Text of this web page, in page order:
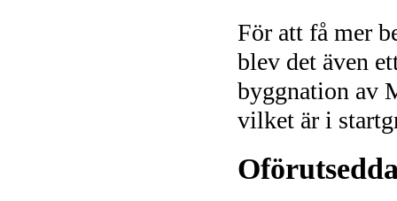
För att få mer
blev det även
byggnation av
vilket är i